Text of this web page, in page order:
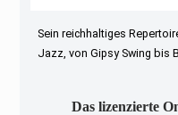
Sein reichhaltiges
Jazz, von Gipsy Swing bis
Das lizenzierte